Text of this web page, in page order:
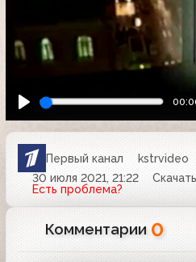
Первый канал kstrvideo
30 июля 2021, 21:22
Скачать
Есть проблема?
Комментарии 0